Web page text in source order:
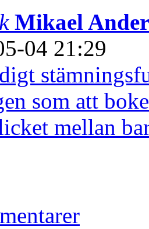
Mikael
04 21:29
som att
mellan